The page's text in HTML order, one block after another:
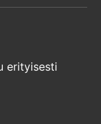
erityisesti